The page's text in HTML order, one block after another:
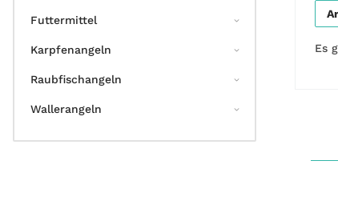
Es
Futtermittel
Karpfenangeln
Raubfischangeln
Wallerangeln